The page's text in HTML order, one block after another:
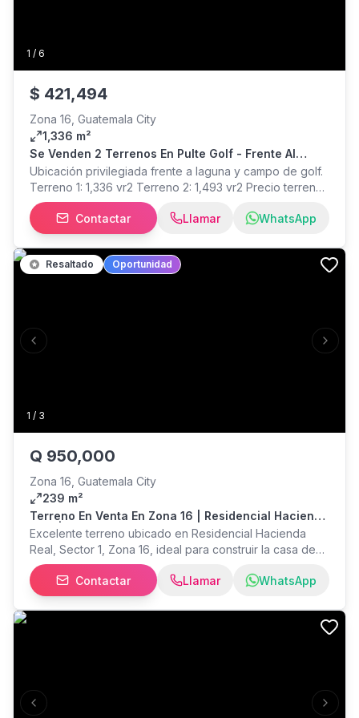
1 / 6
$ 421,494
Zona 16, Guatemala City
1,336 m²
Se Venden 2 Terrenos En Pulte Golf - Frente Al
Campo De Golf Y Laguna
Ubicación privilegiada frente a laguna y campo de golf.
Terreno 1: 1,336 vr2 Terreno 2: 1,493 vr2 Precio terreno
1: USD$421,494 + impuestos + acción ($25,000) Precio
terreno 2: USD$470,826 + impuestos + acción
(USD$25,000)
Contactar Llamar WhatsApp
1 / 3
Previous slide Next
Resaltado Oportunidad
Q 950,000
Zona 16, Guatemala City
239 m²
Terreno En Venta En Zona 16 | Residencial Hacienda
Real | 286 V²
Excelente terreno ubicado en Residencial Hacienda
Real, Sector 1, Zona 16, ideal para construir la casa de
tus sueños o realizar una inversión con alta plusvalía.
Características: • 286 varas² de terreno • Medidas de 8
x 25 metros • Terreno 100% plano • Urbanizado • Libre
de gravámenes • Ubicado en Sector 1 Una excelente
Contactar Llamar WhatsApp
Previous slide Next